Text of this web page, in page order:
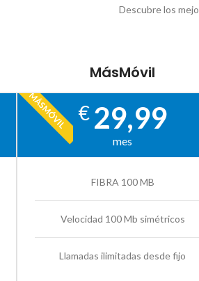
Descubre los
MásMóvil
MÁSMÓVIL € 29,99
mes
FIBRA 100 MB
Velocidad 100 Mb simétricos
Llamadas ilimitadas desde fijo